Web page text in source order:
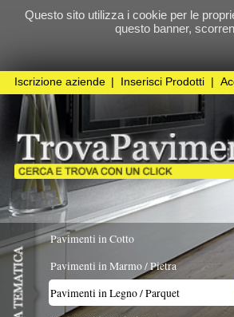
Questo sito utilizza i cookie per le proprie
questo banner, scorrendo questa
Pavimenti in Cotto
Pavimenti in Marmo / Pietra
Pavimenti in Legno / Parquet
Pavimenti in Ceramica / Gres
FORMATO ESSENZA